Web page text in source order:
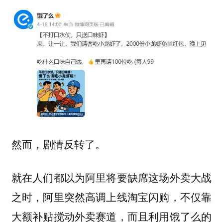
然而，剧情反转了。
就在人们都以为阿里将要缺席这场外卖大战
之时，阿里突然高调上线淘宝闪购，不仅靠
大额补贴搅动外卖赛道，而且利用饿了么的